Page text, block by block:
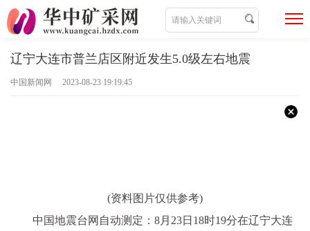
辽宁大连市普兰店区附近发生5.0级左右地震
中国新闻网 2023-08-23 19:19:45
(资料图片仅供参考)
中国地震台网自动测定：8月23日18时19分在辽宁大连